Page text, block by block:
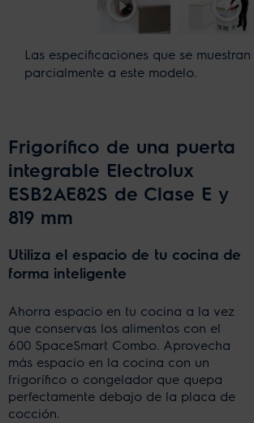
Las especificaciones que se
parcialmente a este modelo.
Frigorífico de una puerta
integrable Electrolux
ESB2AE82S de Clase E y
819 mm
Utiliza el espacio de tu cocina de
forma inteligente
Ahorra espacio en tu cocina a la vez
que conservas los alimentos con el
600 SpaceSmart Combo. Aprovecha
más espacio en la cocina con un
frigorífico o congelador que quepa
perfectamente debajo de la placa de
cocción.